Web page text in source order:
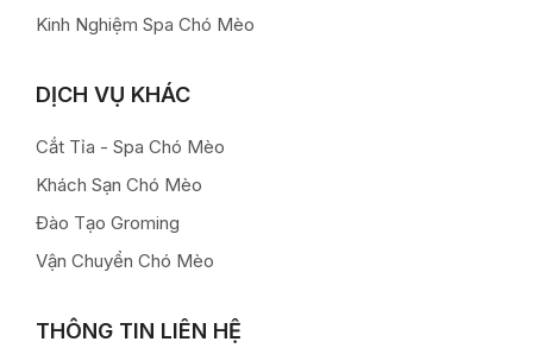
Kinh Nghiệm Spa Chó Mèo
DỊCH VỤ KHÁC
Cắt Tỉa - Spa Chó Mèo
Khách Sạn Chó Mèo
Đào Tạo Groming
Vận Chuyển Chó Mèo
THÔNG TIN LIÊN HỆ